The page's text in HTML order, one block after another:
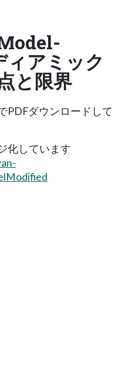
アミック
と限界
PDFダウンロードして
化しています